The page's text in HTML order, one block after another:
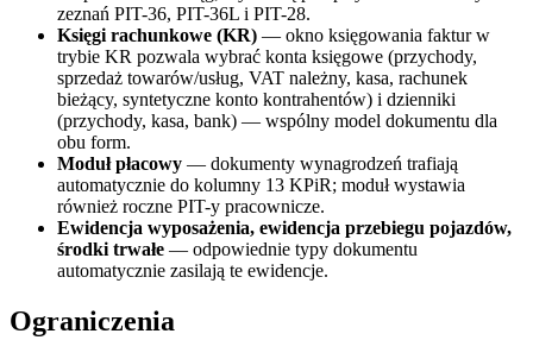
zeznań PIT-36, PIT-36L i PIT-28.
Księgi rachunkowe (KR) — okno księgowania faktur w
trybie KR pozwala wybrać konta księgowe (przychody,
sprzedaż towarów/usług, VAT należny, kasa, rachunek
bieżący, syntetyczne konto kontrahentów) i dzienniki
(przychody, kasa, bank) — wspólny model dokumentu dla
obu form.
Moduł płacowy — dokumenty wynagrodzeń trafiają
automatycznie do kolumny 13 KPiR; moduł wystawia
również roczne PIT-y pracownicze.
Ewidencja wyposażenia, ewidencja przebiegu pojazdów,
środki trwałe — odpowiednie typy dokumentu
automatycznie zasilają te ewidencje.
Ograniczenia